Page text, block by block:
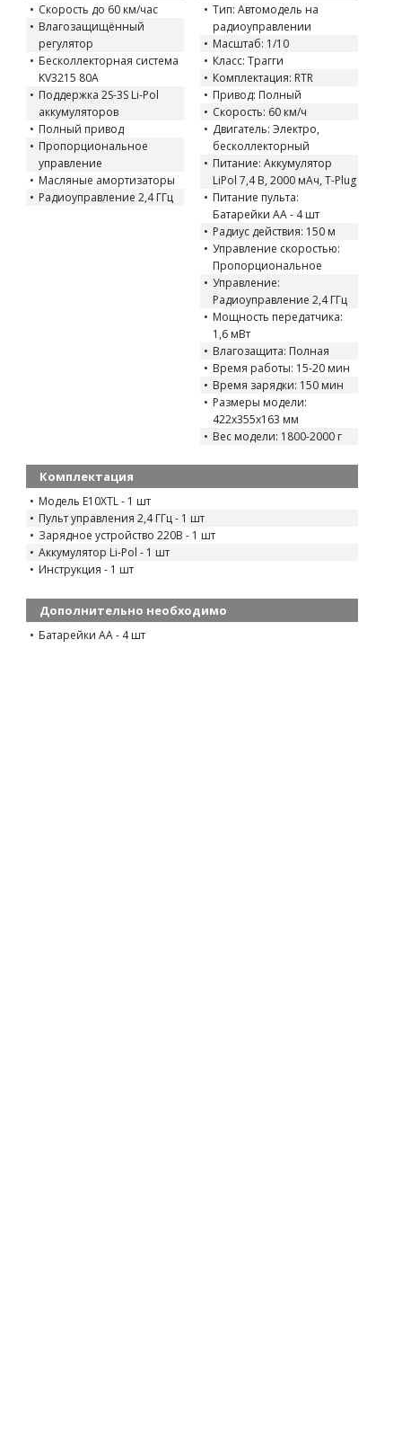
Скорость до 60 км/час
Влагозащищённый
регулятор
Бесколлекторная система
KV3215 80A
Поддержка 2S-3S Li-Pol
аккумуляторов
Полный привод
Пропорциональное
управление
Масляные амортизаторы
Радиоуправление 2,4 ГГц
Тип: Автомодель на
радиоуправлении
Масштаб: 1/10
Класс: Трагги
Комплектация: RTR
Привод: Полный
Скорость: 60 км/ч
Двигатель: Электро,
бесколлекторный
Питание: Аккумулятор
LiPol 7,4 В, 2000 мАч, T-Plug
Питание пульта:
Батарейки AA - 4 шт
Радиус действия: 150 м
Управление скоростью:
Пропорциональное
Управление:
Радиоуправление 2,4 ГГц
Мощность передатчика:
1,6 мВт
Влагозащита: Полная
Время работы: 15-20 мин
Время зарядки: 150 мин
Размеры модели:
422x355x163 мм
Вес модели: 1800-2000 г
Комплектация
Модель E10XTL - 1 шт
Пульт управления 2,4 ГГц - 1 шт
Зарядное устройство 220В - 1 шт
Аккумулятор Li-Pol - 1 шт
Инструкция - 1 шт
Дополнительно необходимо
Батарейки AA - 4 шт